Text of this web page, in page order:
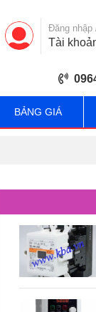
Đăng nhập
Tài
BẢNG GIÁ